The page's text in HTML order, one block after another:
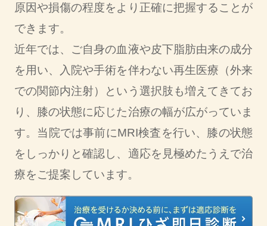
原因や損傷の程度をより正確に把握することが
できます。
近年では、ご自身の血液や皮下脂肪由来の成分
を用い、入院や手術を伴わない再生医療（外来
での関節内注射）という選択肢も増えてきてお
り、膝の状態に応じた治療の幅が広がっていま
す。当院では事前にMRI検査を行い、膝の状態
をしっかりと確認し、適応を見極めたうえで治
療をご提案しています。